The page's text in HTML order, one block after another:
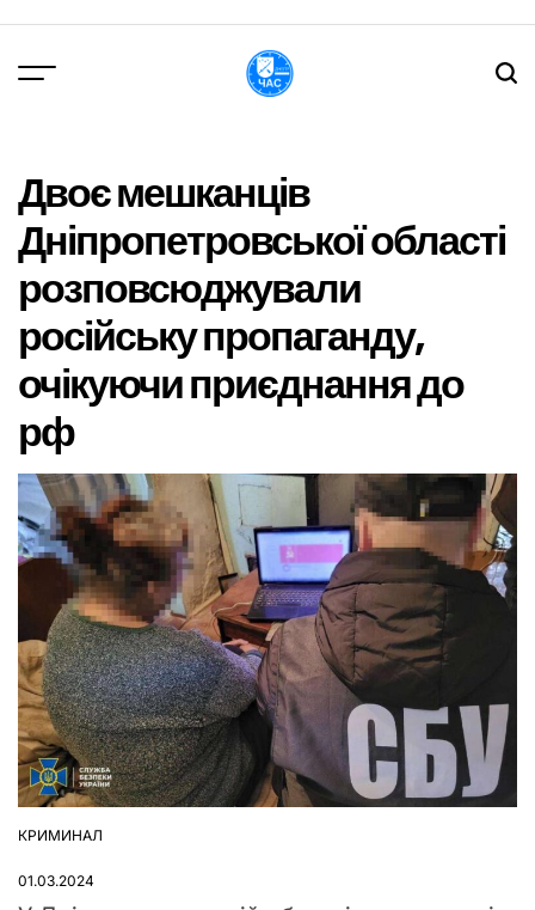
вмісту
Двоє мешканців
Дніпропетровської області
розповсюджували
російську пропаганду,
очікуючи приєднання до
рф
ОПУБЛІКУВАТИ
КРИМИНАЛ
01.03.2024